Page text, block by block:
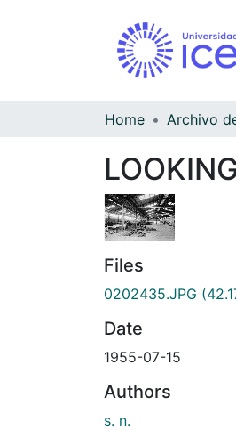
Home
Files
0202435.JPG
Date
1955-07-15
Authors
s. n.